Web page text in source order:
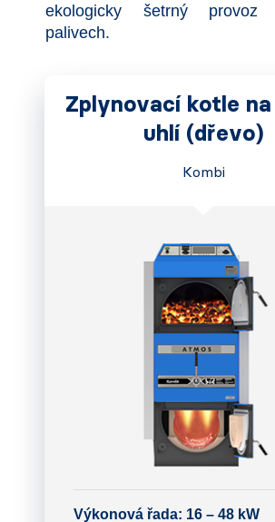
ekologicky šetrný
palivech.
Zplynovací kotle na
uhlí (dřevo)
Kombi
Výkonová řada: 16 – 48 kW